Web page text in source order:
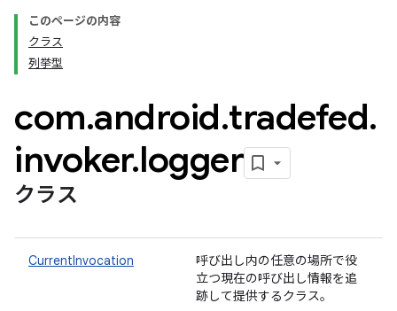
このページの内容
クラス
列挙型
com.android.tradefed.
invoker.logger
クラス
CurrentInvocation
呼び出し内の任意の場所で役
立つ現在の呼び出し情報を追
跡して提供するクラス。